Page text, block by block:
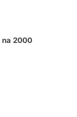
na 2000